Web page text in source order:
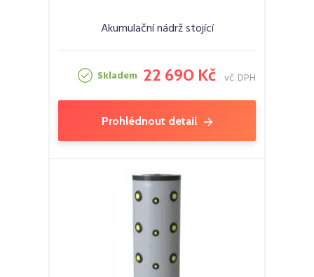
Akumulační nádrž stojící
Skladem 22 690 Kč vč. DPH
Prohlédnout detail